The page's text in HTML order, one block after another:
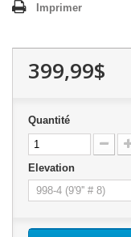
Imprimer
399,99$
Quantité
Elevation